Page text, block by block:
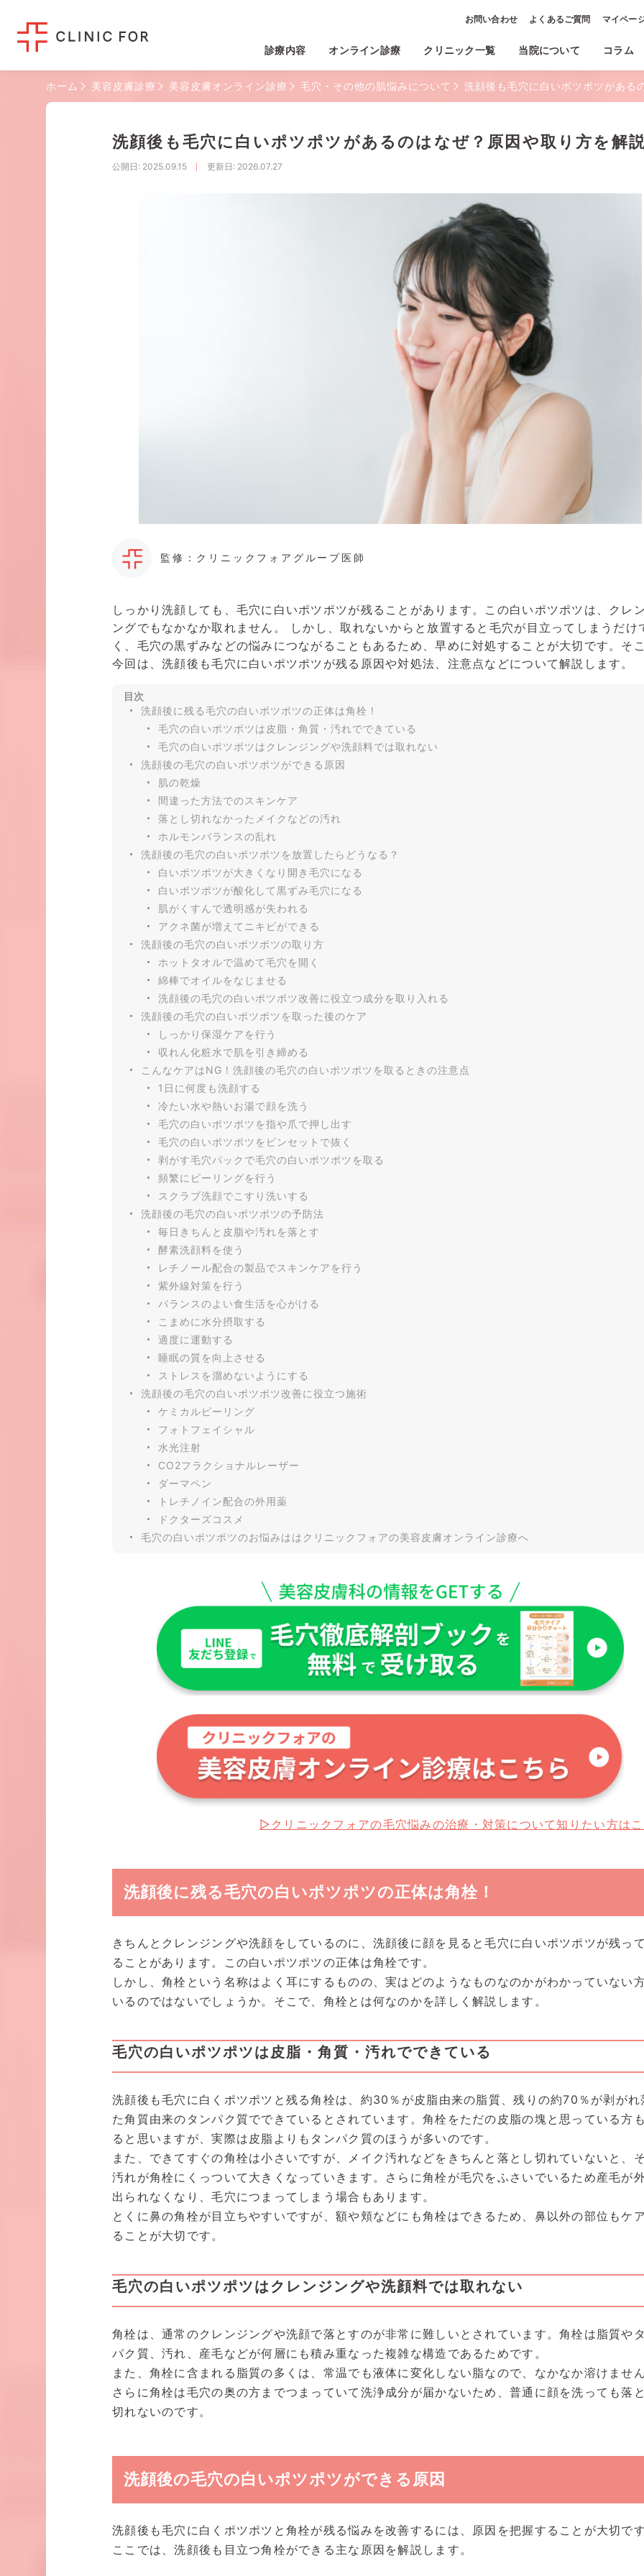
診療内容 オンライン診療 クリニック一覧 当院について コラム
お問い合わせ よくあるご質問 マイペー
ホーム 美容皮膚診療 美容皮膚オンライン診療 毛穴・その他の肌悩みについて 洗顔後も毛穴に白いポツポツがある
洗顔後も毛穴に白いポツポツがあるのはなぜ？原因や取り方を解
公開日 : 2025.09.15 更新日 : 2026.07.27
監修：クリニックフォアグループ医師
しっかり洗顔しても、毛穴に白いポツポツが残ることがあります。この白いポツポツは、クレ
ングでもなかなか取れません。 しかし、取れないからと放置すると毛穴が目立ってしまうだけ
く、毛穴の黒ずみなどの悩みにつながることもあるため、早めに対処することが大切です。そ
今回は、洗顔後も毛穴に白いポツポツが残る原因や対処法、注意点などについて解説します。
目次
洗顔後に残る毛穴の白いポツポツの正体は角栓！
毛穴の白いポツポツは皮脂・角質・汚れでできている
毛穴の白いポツポツはクレンジングや洗顔料では取れない
洗顔後の毛穴の白いポツポツができる原因
肌の乾燥
間違った方法でのスキンケア
落とし切れなかったメイクなどの汚れ
ホルモンバランスの乱れ
洗顔後の毛穴の白いポツポツを放置したらどうなる？
白いポツポツが大きくなり開き毛穴になる
白いポツポツが酸化して黒ずみ毛穴になる
肌がくすんで透明感が失われる
アクネ菌が増えてニキビができる
洗顔後の毛穴の白いポツポツの取り方
ホットタオルで温めて毛穴を開く
綿棒でオイルをなじませる
洗顔後の毛穴の白いポツポツ改善に役立つ成分を取り入れる
洗顔後の毛穴の白いポツポツを取った後のケア
しっかり保湿ケアを行う
収れん化粧水で肌を引き締める
こんなケアはNG！洗顔後の毛穴の白いポツポツを取るときの注意点
1日に何度も洗顔する
冷たい水や熱いお湯で顔を洗う
毛穴の白いポツポツを指や爪で押し出す
毛穴の白いポツポツをピンセットで抜く
剥がす毛穴パックで毛穴の白いポツポツを取る
頻繁にピーリングを行う
スクラブ洗顔でこすり洗いする
洗顔後の毛穴の白いポツポツの予防法
毎日きちんと皮脂や汚れを落とす
酵素洗顔料を使う
レチノール配合の製品でスキンケアを行う
紫外線対策を行う
バランスのよい食生活を心がける
こまめに水分摂取する
適度に運動する
睡眠の質を向上させる
ストレスを溜めないようにする
洗顔後の毛穴の白いポツポツ改善に役立つ施術
ケミカルピーリング
フォトフェイシャル
水光注射
CO2フラクショナルレーザー
ダーマペン
トレチノイン配合の外用薬
ドクターズコスメ
毛穴の白いポツポツのお悩みははクリニックフォアの美容皮膚オンライン診療へ
▷クリニックフォアの毛穴悩みの治療・対策について知りたい方は
洗顔後に残る毛穴の白いポツポツの正体は角栓！
きちんとクレンジングや洗顔をしているのに、洗顔後に顔を見ると毛穴に白いポツポツが残っ
ることがあります。この白いポツポツの正体は角栓です。
しかし、角栓という名称はよく耳にするものの、実はどのようなものなのかがわかっていない
いるのではないでしょうか。そこで、角栓とは何なのかを詳しく解説します。
毛穴の白いポツポツは皮脂・角質・汚れでできている
洗顔後も毛穴に白くポツポツと残る角栓は、約30％が皮脂由来の脂質、残りの約70％が剥がれ
た角質由来のタンパク質でできているとされています。角栓をただの皮脂の塊と思っている方
ると思いますが、実際は皮脂よりもタンパク質のほうが多いのです。
また、できてすぐの角栓は小さいですが、メイク汚れなどをきちんと落とし切れていないと、
汚れが角栓にくっついて大きくなっていきます。さらに角栓が毛穴をふさいでいるため産毛が
出られなくなり、毛穴につまってしまう場合もあります。
とくに鼻の角栓が目立ちやすいですが、額や頬などにも角栓はできるため、鼻以外の部位もケ
ることが大切です。
毛穴の白いポツポツはクレンジングや洗顔料では取れない
角栓は、通常のクレンジングや洗顔で落とすのが非常に難しいとされています。角栓は脂質や
パク質、汚れ、産毛などが何層にも積み重なった複雑な構造であるためです。
また、角栓に含まれる脂質の多くは、常温でも液体に変化しない脂なので、なかなか溶けませ
さらに角栓は毛穴の奥の方までつまっていて洗浄成分が届かないため、普通に顔を洗っても落
切れないのです。
洗顔後の毛穴の白いポツポツができる原因
洗顔後も毛穴に白くポツポツと角栓が残る悩みを改善するには、原因を把握することが大切で
ここでは、洗顔後も目立つ角栓ができる主な原因を解説します。